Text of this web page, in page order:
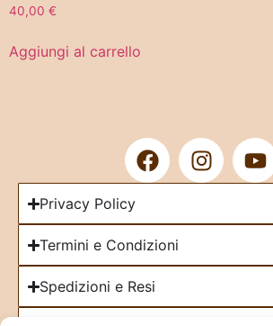
40,00 €
Aggiungi al carrello
Privacy Policy
Termini e Condizioni
Spedizioni e Resi